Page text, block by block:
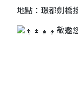
地點：璟都劍橋
敬邀